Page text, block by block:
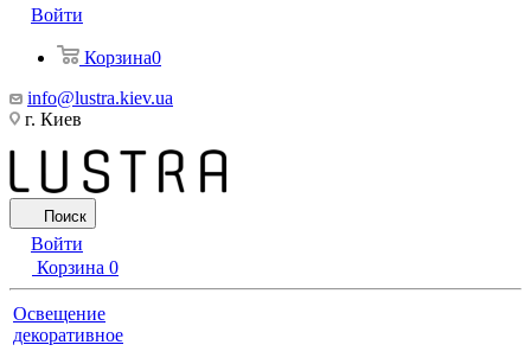
Войти
Корзина0
info@lustra.kiev.ua
г. Киев
Поиск
Войти
Корзина 0
Освещение
декоративное